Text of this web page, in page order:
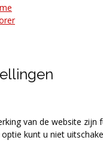
van de website zijn
kunt u niet